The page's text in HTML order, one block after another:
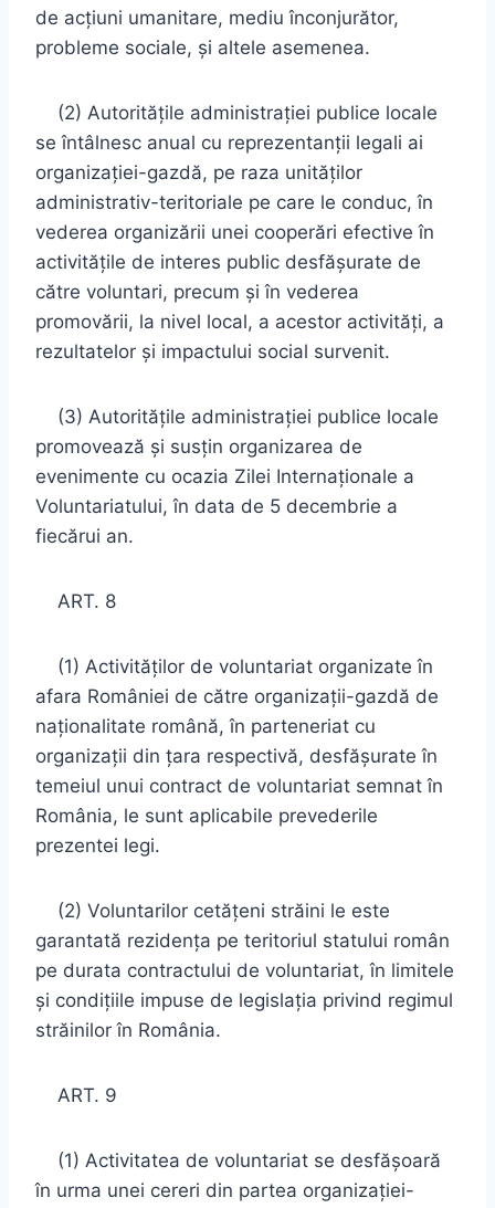
de acţiuni umanitare, mediu înconjurător,
probleme sociale, şi altele asemenea.
(2) Autorităţile administraţiei publice locale
se întâlnesc anual cu reprezentanţii legali ai
organizaţiei-gazdă, pe raza unităţilor
administrativ-teritoriale pe care le conduc, în
vederea organizării unei cooperări efective în
activităţile de interes public desfăşurate de
către voluntari, precum şi în vederea
promovării, la nivel local, a acestor activităţi, a
rezultatelor şi impactului social survenit.
(3) Autorităţile administraţiei publice locale
promovează şi susţin organizarea de
evenimente cu ocazia Zilei Internaţionale a
Voluntariatului, în data de 5 decembrie a
fiecărui an.
ART. 8
(1) Activităţilor de voluntariat organizate în
afara României de către organizaţii-gazdă de
naţionalitate română, în parteneriat cu
organizaţii din ţara respectivă, desfăşurate în
temeiul unui contract de voluntariat semnat în
România, le sunt aplicabile prevederile
prezentei legi.
(2) Voluntarilor cetăţeni străini le este
garantată rezidenţa pe teritoriul statului român
pe durata contractului de voluntariat, în limitele
şi condiţiile impuse de legislaţia privind regimul
străinilor în România.
ART. 9
(1) Activitatea de voluntariat se desfăşoară
în urma unei cereri din partea organizaţiei-